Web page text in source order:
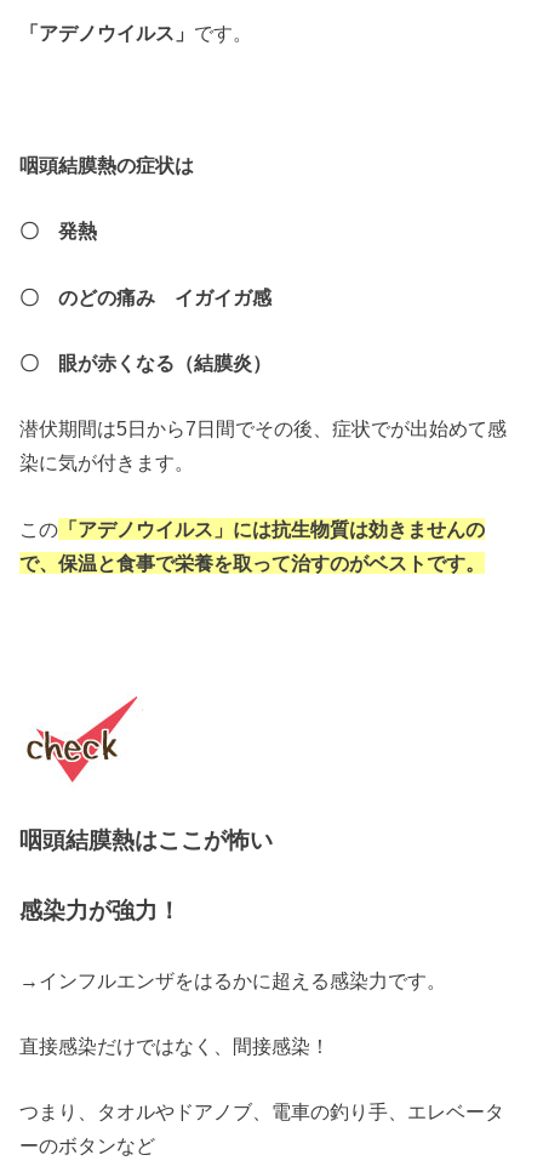
「アデノウイルス」 です。
咽頭結膜熱の症状は
〇 発熱
〇 のどの痛み イガイガ感
〇 眼が赤くなる（結膜炎）
潜伏期間は5日から7日間でその後、症状でが出始めて感
染に気が付きます。
この 「アデノウイルス」には抗生物質は効きませんの
で、保温と食事で栄養を取って治すのがベストです。
咽頭結膜熱はここが怖い
感染力が強力！
→インフルエンザをはるかに超える感染力です。
直接感染だけではなく、間接感染！
つまり、タオルやドアノブ、電車の釣り手、エレベータ
ーのボタンなど